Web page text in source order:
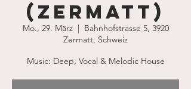
(Zermatt)
Mo., 29. März
  |
Bahnhofstrasse 5, 3920
Zermatt, Schweiz
Music: Deep, Vocal & Melodic House